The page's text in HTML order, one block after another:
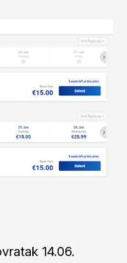
14.06.